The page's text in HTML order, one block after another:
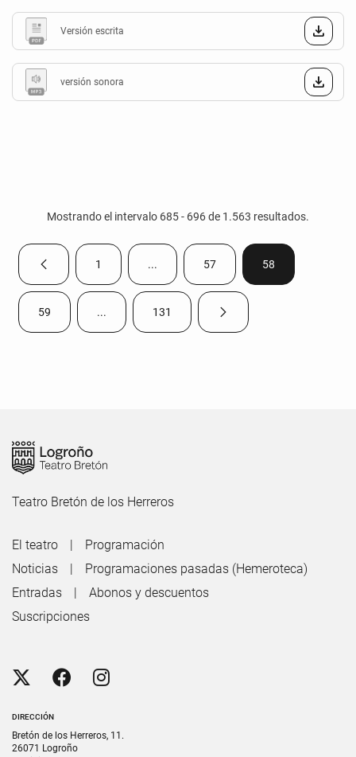
Versión escrita
versión sonora
Mostrando el intervalo 685 - 696 de 1.563 resultados.
Página anteriorPágina
1 ...Páginas intermedias Use TAB para
Página
57 Página
58
Página
59 ...Páginas intermedias Use TAB para desplazarse.
Página
131 Página siguiente
Teatro Bretón de los Herreros
DIRECCIÓN
Bretón de los Herreros, 11.
26071 Logroño
El teatro
Programación
Noticias
Programaciones pasadas (Hemeroteca)
Entradas
Abonos y descuentos
Suscripciones